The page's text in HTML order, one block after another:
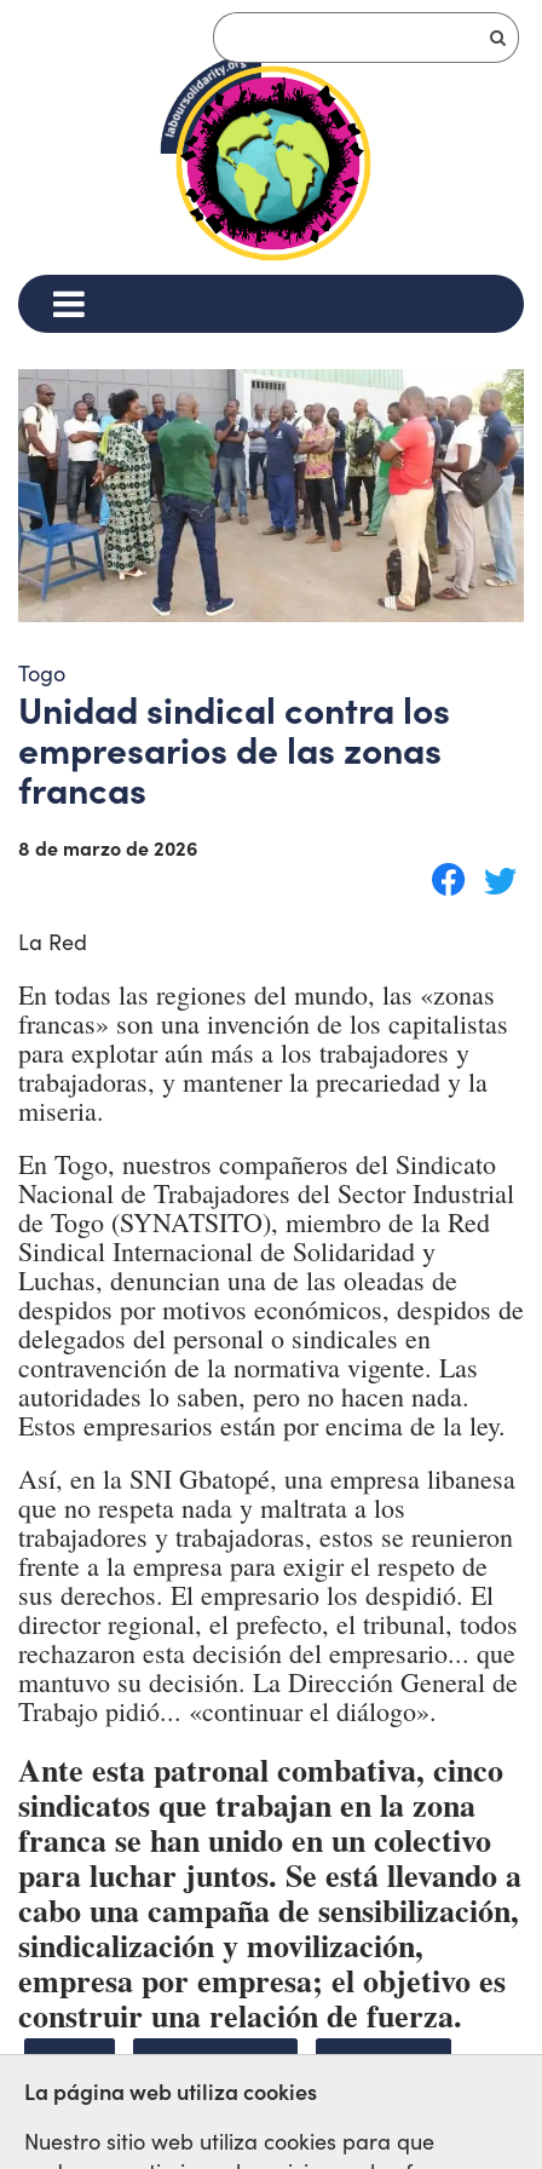
Togo
Unidad sindical contra los
empresarios de las zonas
francas
8 de marzo de 2026
La Red
En todas las regiones del mundo, las «zonas
francas» son una invención de los capitalistas
para explotar aún más a los trabajadores y
trabajadoras, y mantener la precariedad y la
miseria.
En Togo, nuestros compañeros del Sindicato
Nacional de Trabajadores del Sector Industrial
de Togo (SYNATSITO), miembro de la Red
Sindical Internacional de Solidaridad y
Luchas, denuncian una de las oleadas de
despidos por motivos económicos, despidos de
delegados del personal o sindicales en
contravención de la normativa vigente. Las
autoridades lo saben, pero no hacen nada.
Estos empresarios están por encima de la ley.
Así, en la SNI Gbatopé, una empresa libanesa
que no respeta nada y maltrata a los
trabajadores y trabajadoras, estos se reunieron
frente a la empresa para exigir el respeto de
sus derechos. El empresario los despidió. El
director regional, el prefecto, el tribunal, todos
rechazaron esta decisión del empresario... que
mantuvo su decisión. La Dirección General de
Trabajo pidió... «continuar el diálogo».
Ante esta patronal combativa, cinco
sindicatos que trabajan en la zona
franca se han unido en un colectivo
para luchar juntos. Se está llevando a
cabo una campaña de sensibilización,
sindicalización y movilización,
empresa por empresa; el objetivo es
construir una relación de fuerza.
TOGO ZONA FRANCA SYNATSITO
La página web utiliza cookies
Nuestro sitio web utiliza cookies para que